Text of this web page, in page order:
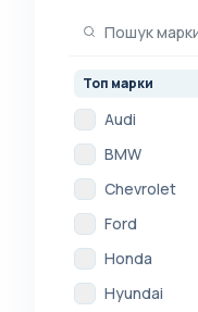
Топ марки
Audi
BMW
Chevrolet
Ford
Honda
Hyundai